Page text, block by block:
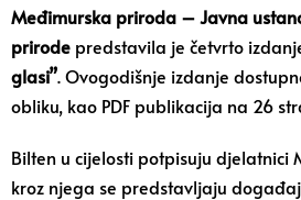
Međimurska priroda – Javna
prirode predstavila je četvrto
glasi”. Ovogodišnje izdanje
obliku, kao PDF publikacija na 26
Bilten u cijelosti potpisuju djelatnici
kroz njega se predstavljaju